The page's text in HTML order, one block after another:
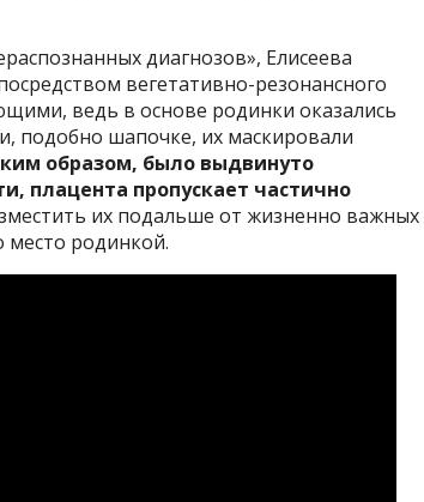
диагнозов», Елисеева
вегетативно-резонансного
ведь в основе родинки оказались
подобно шапочке, их маскировали
образом, было выдвинуто
плацента пропускает частично
их подальше от жизненно важных
место родинкой.